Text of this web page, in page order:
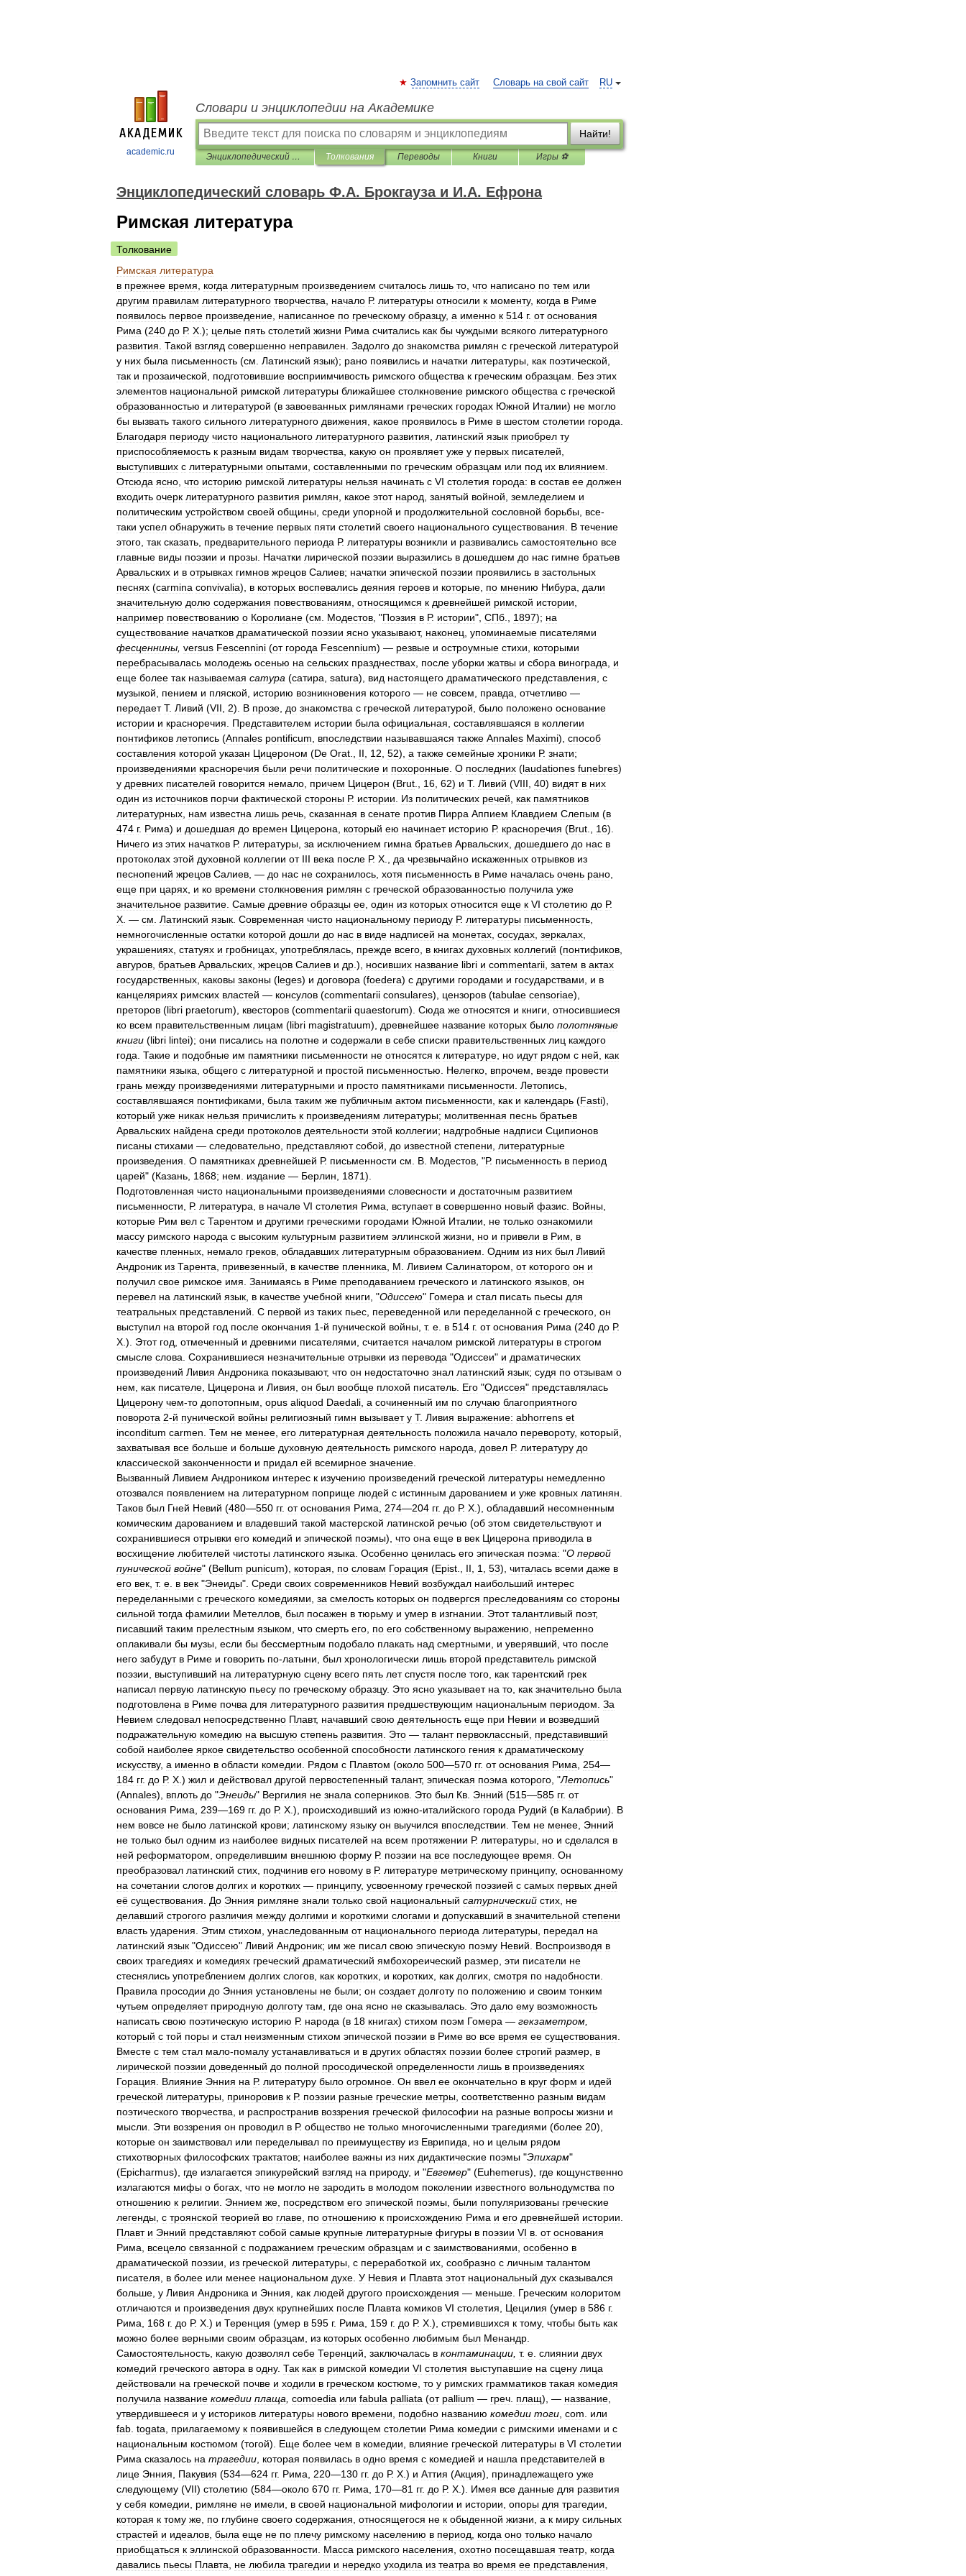
academic.ru
RU
Запомнить сайт Словарь на свой сайт
Словари и энциклопедии на Академике
Найти!
Энциклопедический словарь Ф.А. Брокгауза и И.А. Ефрона Толкования Переводы Книги Игры ⚽
Энциклопедический словарь Ф.А. Брокгауза и И.А. Ефрона
Римская литература
Толкование
Римская литература
в прежнее время когда литературным произведением считалось лишь то что написано по тем или
другим правилам литературного творчества начало Р. литературы относили к моменту, когда в Риме
появилось первое произведение написанное по греческому образцу, а именно к 514 г. от основания
Рима (240 до Р. Х .); целые пять столетий жизни Рима считались как бы чуждыми всякого литературного
развития Такой взгляд совершенно неправилен Задолго до знакомства римлян с греческой литературой
у них была письменность (см Латинский язык); рано появились и начатки литературы как поэтической
так и прозаической подготовившие восприимчивость римского общества к греческим образцам Без этих
элементов национальной римской литературы ближайшее столкновение римского общества с греческой
образованностью и литературой (в завоеванных римлянами греческих городах Южной Италии) не могло
бы вызвать такого сильного литературного движения какое проявилось в Риме в шестом столетии города
Благодаря периоду чисто национального литературного развития латинский язык приобрел ту
приспособляемость к разным видам творчества какую он проявляет уже у первых писателей
выступивших с литературными опытами составленными по греческим образцам или под их влиянием
Отсюда ясно что историю римской литературы нельзя начинать с VI столетия города: в состав ее должен
входить очерк литературного развития римлян какое этот народ занятый войной земледелием и
политическим устройством своей общины среди упорной и продолжительной сословной борьбы все-
таки успел обнаружить в течение первых пяти столетий своего национального существования В течение
этого так сказать предварительного периода Р. литературы возникли и развивались самостоятельно все
главные виды поэзии и прозы Начатки лирической поэзии выразились в дошедшем до нас гимне братьев
Арвальских и в отрывках гимнов жрецов Салиев; начатки эпической поэзии проявились в застольных
песнях (carmina convivalia), в которых воспевались деяния героев и которые по мнению Нибура
дали
значительную долю содержания повествованиям относящимся к древнейшей римской истории
например повествованию о Королиане (см Модестов , "Поэзия в Р. истории", СПб 1897); на
существование начатков драматической поэзии ясно указывают, наконец упоминаемые писателями
фесценнины versus Fescennini (от города Fescennium) — резвые и остроумные стихи
которыми
перебрасывалась молодежь осенью на сельских празднествах после уборки жатвы и сбора винограда
и
еще более так называемая сатура (сатира satura), вид настоящего драматического представления с
музыкой
пением и пляской историю возникновения которого — не совсем правда отчетливо —
передает Т. Ливий (VII 2). В прозе до знакомства с греческой литературой было положено основание
истории и красноречия Представителем истории была официальная составлявшаяся в коллегии
понтификов летопись (Annales pontificum впоследствии называвшаяся также Annales Maximi), способ
составления которой указан Цицероном (De Orat II 12 52), а также семейные хроники Р. знати;
произведениями красноречия были речи политические и похоронные О последних (laudationes funebres)
y древних писателей говорится немало причем Цицерон (Brut 16 62) и Т. Ливий (VIII 40) видят в них
один из источников порчи фактической стороны Р. истории Из политических речей как памятников
литературных нам известна лишь речь сказанная в сенате против Пирра Аппием Клавдием Слепым (в
474 г. Рима) и дошедшая до времен Цицерона который ею начинает историю Р. красноречия (Brut 16).
Ничего из этих начатков Р. литературы за исключением гимна братьев Арвальских дошедшего до нас в
протоколах этой духовной коллегии от III века после Р. Х да чрезвычайно искаженных отрывков из
песнопений жрецов Салиев , — до нас не сохранилось хотя письменность в Риме началась очень рано
еще при царях и ко времени столкновения римлян с греческой образованностью получила уже
значительное развитие Самые древние образцы ее один из которых относится еще к VI столетию до Р.
Х . — см Латинский язык Современная чисто национальному периоду Р. литературы письменность
немногочисленные остатки которой дошли до нас в виде надписей на монетах сосудах зеркалах
украшениях статуях и гробницах употреблялась прежде всего в книгах духовных коллегий (понтификов
авгуров братьев Арвальских жрецов Салиев и др .), носивших название libri и commentarii затем в актах
государственных каковы законы (leges) и договора (foedera) с другими городами и государствами и в
канцеляриях римских властей — консулов (commentarii consulares), цензоров (tabulae censoriae),
преторов (libri praetorum), квесторов (commentarii quaestorum). Сюда же относятся и книги относившиеся
ко всем правительственным лицам (libri magistratuum), древнейшее название которых было полотняные
книги (libri lintei); они писались на полотне и содержали в себе списки правительственных лиц каждого
года Такие и подобные им памятники письменности не относятся к литературе но идут рядом с ней
как
памятники языка общего с литературной и простой письменностью Нелегко впрочем везде провести
грань между произведениями литературными и просто памятниками письменности Летопись
составлявшаяся понтификами была таким же публичным актом письменности как и календарь (Fasti),
который уже никак нельзя причислить к произведениям литературы; молитвенная песнь братьев
Арвальских найдена среди протоколов деятельности этой коллегии; надгробные надписи Сципионов
писаны стихами — следовательно представляют собой до известной степени
литературные
произведения О памятниках древнейшей Р. письменности см В Модестов , "Р. письменность в период
царей" (Казань 1868; нем издание — Берлин 1871).
Подготовленная чисто национальными произведениями словесности и достаточным развитием
письменности
Р. литература в начале VI столетия Рима вступает в совершенно новый фазис Войны
которые Рим вел с Тарентом и другими греческими городами Южной Италии не только ознакомили
массу римского народа с высоким культурным развитием эллинской жизни но и привели в Рим
в
качестве пленных немало греков обладавших литературным образованием Одним из них был Ливий
Андроник из Тарента привезенный в качестве пленника М Ливием Салинатором от которого он и
получил свое римское имя Занимаясь в Риме преподаванием греческого и латинского языков он
перевел на латинский язык в качестве учебной книги , "Одиссею" Гомера и стал писать пьесы для
театральных представлений С первой из таких пьес переведенной или переделанной с греческого он
выступил на второй год после окончания 1-й пунической войны т. е в 514 г. от основания Рима (240 до Р.
Х .). Этот год отмеченный и древними писателями считается началом римской литературы в строгом
смысле слова Сохранившиеся незначительные отрывки из перевода "Одиссеи" и драматических
произведений Ливия Андроника показывают, что он недостаточно знал латинский язык; судя по отзывам о
нем
как писателе Цицерона и Ливия он был вообще плохой писатель Его "Одиссея" представлялась
Цицерону чем-то допотопным opus aliquod Daedali а сочиненный им по случаю благоприятного
поворота 2-й пунической войны религиозный гимн вызывает у Т. Ливия выражение: abhorrens et
inconditum carmen Тем не менее его литературная деятельность положила начало перевороту, который
захватывая все больше и больше духовную деятельность римского народа довел Р. литературу до
классической законченности и придал ей всемирное значение
Вызванный Ливием Андроником интерес к изучению произведений греческой литературы немедленно
отозвался появлением на литературном поприще людей с истинным дарованием и уже кровных латинян
Таков был Гней Невий (480—550 гг. от основания Рима 274—204 гг. до Р. Х .), обладавший несомненным
комическим дарованием и владевший такой мастерской латинской речью (об этом свидетельствуют и
сохранившиеся отрывки его комедий и эпической поэмы), что она еще в век Цицерона приводила в
восхищение любителей чистоты латинского языка Особенно ценилась его эпическая поэма: "О первой
пунической войне" (Bellum punicum), которая по словам Горация (Epist II 1 53), читалась всеми даже в
его век т. е в век "Энеиды". Среди своих современников Невий возбуждал наибольший интерес
переделанными с греческого комедиями за смелость которых он подвергся преследованиям со стороны
сильной тогда фамилии Метеллов был посажен в тюрьму и умер в изгнании Этот талантливый поэт,
писавший таким прелестным языком что смерть его по его собственному выражению
непременно
оплакивали бы музы если бы бессмертным подобало плакать над смертными и уверявший что после
него забудут в Риме и говорить по-латыни был хронологически лишь второй представитель римской
поэзии
выступивший на литературную сцену всего пять лет спустя после того как тарентский грек
написал первую латинскую пьесу по греческому образцу. Это ясно указывает на то как значительно была
подготовлена в Риме почва для литературного развития предшествующим национальным периодом За
Невием следовал непосредственно Плавт, начавший свою деятельность еще при Невии и возведший
подражательную комедию на высшую степень развития Это — талант первоклассный
представивший
собой наиболее яркое свидетельство особенной способности латинского гения к драматическому
искусству, а именно в области комедии Рядом с Плавтом (около 500—570 гг. от основания Рима 254—
184 гг. до Р. Х .) жил и действовал другой первостепенный талант, эпическая поэма которого , "Летопись"
(Annales), вплоть до "Энеиды" Вергилия не знала соперников Это был Кв Энний (515—585 гг. от
основания Рима 239—169 гг. до Р. Х .), происходивший из южно-италийского города Рудий (в Калабрии). В
нем вовсе не было латинской крови; латинскому языку он выучился впоследствии Тем не менее Энний
не только был одним из наиболее видных писателей на всем протяжении Р. литературы но и сделался в
ней реформатором определившим внешнюю форму Р. поэзии на все последующее время Он
преобразовал латинский стих подчинив его новому в Р. литературе метрическому принципу, основанному
на сочетании слогов долгих и коротких — принципу, усвоенному греческой поэзией с самых первых дней
её существования До Энния римляне знали только свой национальный сатурнический стих не
делавший строгого различия между долгими и короткими слогами и допускавший в значительной степени
власть ударения Этим стихом унаследованным от национального периода литературы передал на
латинский язык "Одиссею" Ливий Андроник; им же писал свою эпическую поэму Невий Воспроизводя в
своих трагедиях и комедиях греческий драматический ямбохореический размер эти писатели не
стеснялись употреблением долгих слогов как коротких и коротких как долгих смотря по надобности
Правила просодии до Энния установлены не были; он создает долготу по положению и своим тонким
чутьем определяет природную долготу там где она ясно не сказывалась Это дало ему возможность
написать свою поэтическую историю Р. народа (в 18 книгах) стихом поэм Гомера — гекзаметром
который с той поры и стал неизменным стихом эпической поэзии в Риме во все время ее существования
Вместе с тем стал мало-помалу устанавливаться и в других областях поэзии более строгий размер в
лирической поэзии доведенный до полной просодической определенности лишь в произведениях
Горация
Влияние Энния на Р. литературу было огромное Он ввел ее окончательно в круг форм и идей
греческой литературы приноровив к Р. поэзии разные греческие метры соответственно разным видам
поэтического творчества и распространив воззрения греческой философии на разные вопросы жизни и
мысли
Эти воззрения он проводил в Р. общество не только многочисленными трагедиями (более 20),
которые он заимствовал или переделывал по преимуществу из Еврипида но и целым рядом
стихотворных философских трактатов; наиболее важны из них дидактические поэмы "Эпихарм"
(Epicharmus), где излагается эпикурейский взгляд на природу, и "Евгемер" (Euhemerus), где кощунственно
излагаются мифы о богах что не могло не зародить в молодом поколении известного вольнодумства по
отношению к религии Эннием же посредством его эпической поэмы были популяризованы греческие
легенды с троянской теорией во главе по отношению к происхождению Рима и его древнейшей истории
Плавт и Энний представляют собой самые крупные литературные фигуры в поэзии VI в от основания
Рима
всецело связанной с подражанием греческим образцам и с заимствованиями особенно в
драматической поэзии из греческой литературы с переработкой их сообразно с личным талантом
писателя
в более или менее национальном духе У Невия и Плавта этот национальный дух сказывался
больше у Ливия Андроника и Энния как людей другого происхождения — меньше Греческим колоритом
отличаются и произведения двух крупнейших после Плавта комиков VI столетия Цецилия (умер в 586 г.
Рима
168 г. до Р. Х .) и Теренция (умер в 595 г. Рима 159 г. до Р. Х .), стремившихся к тому, чтобы быть как
можно более верными своим образцам из которых особенно любимым был Менандр
Самостоятельность какую дозволял себе Теренций заключалась в контаминации т. е слиянии двух
комедий греческого автора в одну. Так как в римской комедии VI столетия выступавшие на сцену лица
действовали на греческой почве и ходили в греческом костюме то у римских грамматиков такая комедия
получила название комедии плаща comoedia или fabula palliata (от pallium — греч плащ), — название
утвердившееся и у историков литературы нового времени подобно названию комедии тоги com
или
fab togata прилагаемому к появившейся в следующем столетии Рима комедии с римскими именами и с
национальным костюмом (тогой). Еще более чем в комедии влияние греческой литературы в VI столетии
Рима сказалось на трагедии которая появилась в одно время с комедией и нашла представителей в
лице Энния Пакувия (534—624 гг. Рима 220—130 гг. до Р. Х .) и Аттия (Акция), принадлежащего уже
следующему (VII) столетию (584—около 670 гг. Рима 170—81 гг. до Р. Х .). Имея все данные для развития
у себя комедии римляне не имели в своей национальной мифологии и истории опоры для трагедии
которая к тому же по глубине своего содержания относящегося не к обыденной жизни а к миру сильных
страстей и идеалов была еще не по плечу римскому населению в период когда оно только начало
приобщаться к эллинской образованности Масса римского населения охотно посещавшая театр когда
давались пьесы Плавта не любила трагедии и нередко уходила из театра во время ее представления